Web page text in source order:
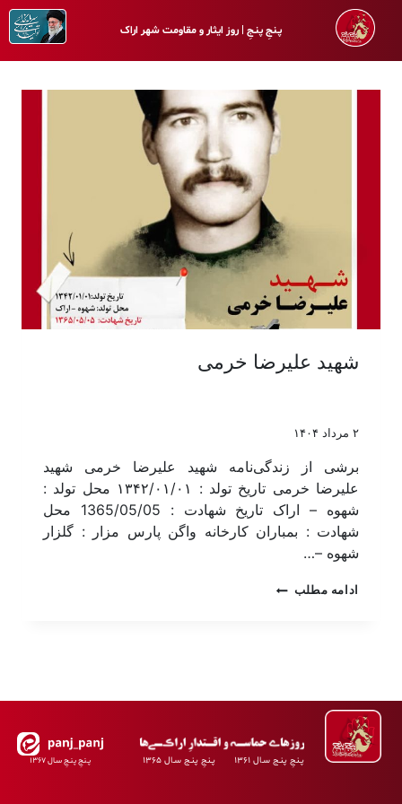
پـنجِ پنـجِ | روز ایثار و مقاومت شهر اراک
شهید علیرضا خرمی
۲ مرداد ۱۴۰۴
برشی از زندگی‌نامه شهید علیرضا خرمی شهید
علیرضا خرمی تاریخ تولد : ۱۳۴۲/۰۱/۰۱ محل تولد :
شهوه – اراک تاریخ شهادت : 1365/05/05 محل
شهادت : بمباران کارخانه واگن پارس مزار : گلزار
شهوه –…
ادامه مطلب
پـنجِ پنـج سـال ۱۳۶۱ پـنجِ پنـج سـال ۱۳۶۵ پـنجِ پنـجِ سـال ۱۳۶۷